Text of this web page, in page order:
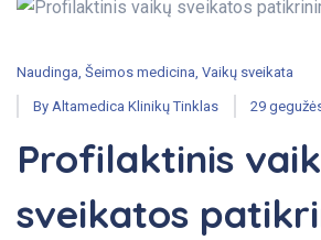
Naudinga, Šeimos medicina, Vaikų sveikata
By Altamedica Klinikų Tinklas 29
Profilaktinis
sveikatos